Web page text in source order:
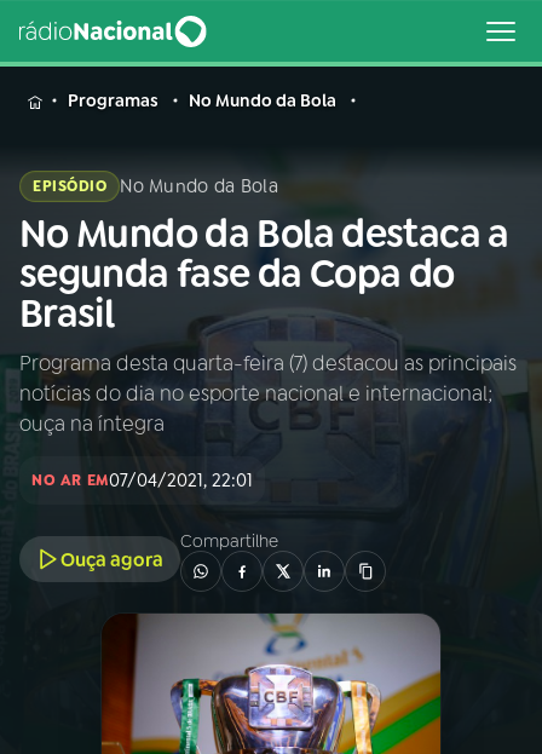
MENU
Buscar
na
Rádio
Nacional
Buscar
AO VIVO
INÍCIO
PROGRAMAS
Programas No Mundo da Bola
EPISÓDIO No Mundo da Bola
No Mundo da Bola destaca a
segunda fase da Copa do
Brasil
Programa desta quarta-feira (7) destacou as principais
notícias do dia no esporte nacional e internacional;
ouça na íntegra
NO AR EM07/04/2021, 22:01
Ouça agora
Compartilhe